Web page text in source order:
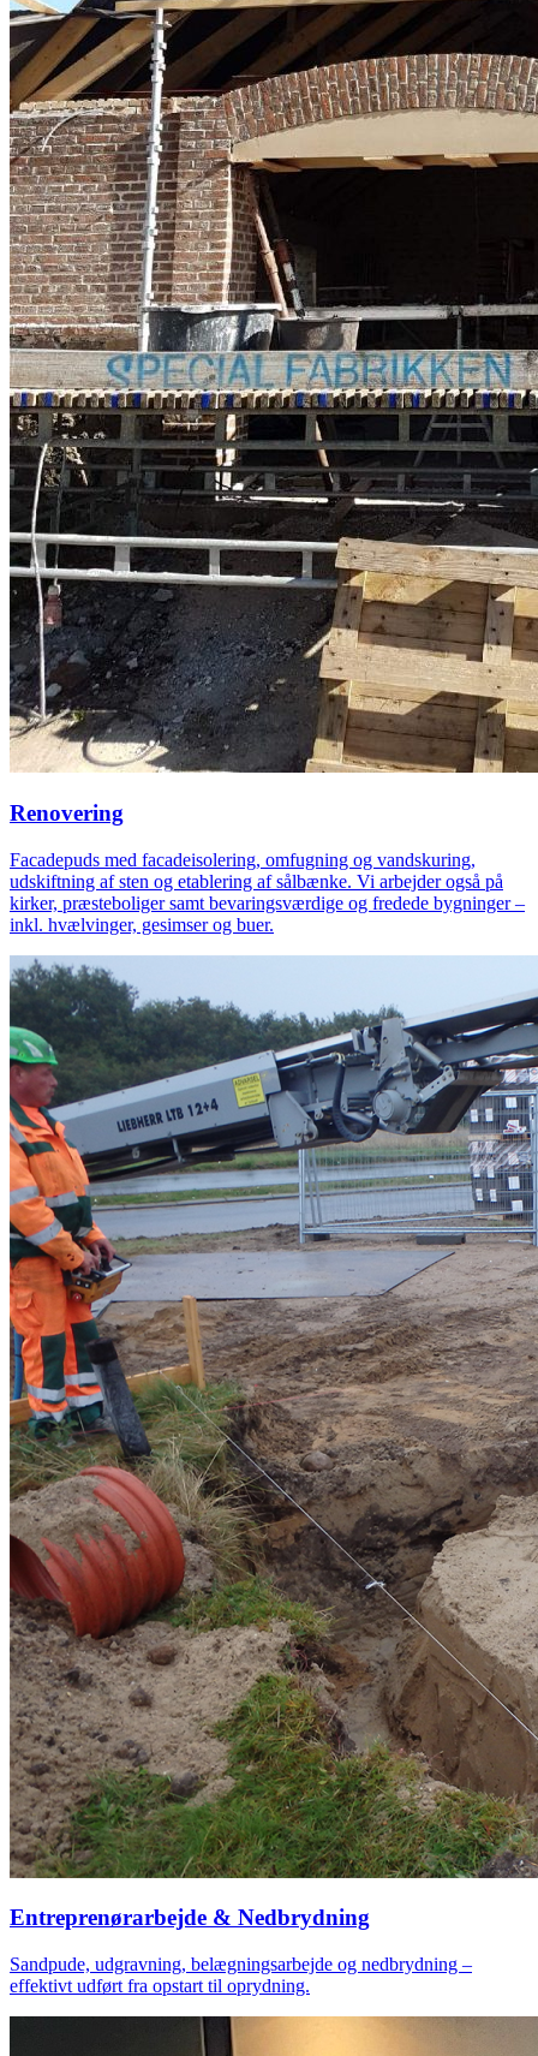
Renovering
Facadepuds med facadeisolering, omfugning og vandskuring,
udskiftning af sten og etablering af sålbænke. Vi arbejder også på
kirker, præsteboliger samt bevaringsværdige og fredede bygninger –
inkl. hvælvinger, gesimser og buer.
Entreprenørarbejde & Nedbrydning
Sandpude, udgravning, belægningsarbejde og nedbrydning –
effektivt udført fra opstart til oprydning.